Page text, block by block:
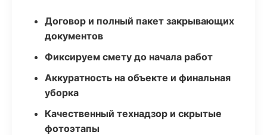
Договор и полный пакет закрывающих
документов
Фиксируем смету до начала работ
Аккуратность на объекте и финальная
уборка
Качественный технадзор и скрытые
фотоэтапы